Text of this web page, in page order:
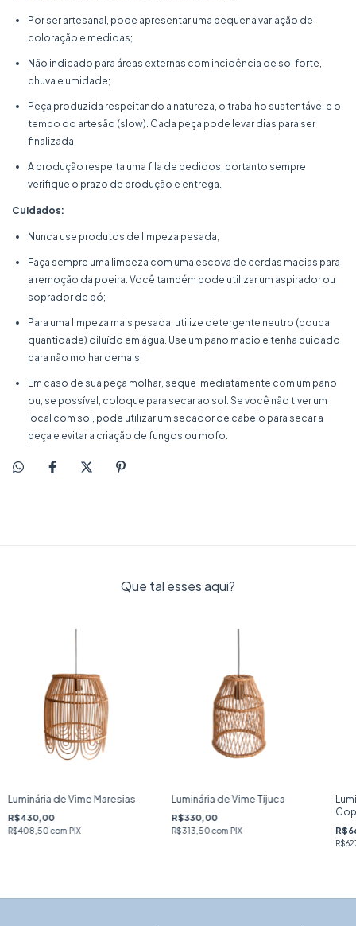
Por ser artesanal, pode apresentar uma pequena variação de
coloração e medidas;
Não indicado para áreas externas com incidência de sol forte,
chuva e umidade;
Peça produzida respeitando a natureza, o trabalho sustentável e o
tempo do artesão (slow). Cada peça pode levar dias para ser
finalizada;
A produção respeita uma fila de pedidos, portanto sempre
verifique o prazo de produção e entrega.
Cuidados:
Nunca use produtos de limpeza pesada;
Faça sempre uma limpeza com uma escova de cerdas macias para
a remoção da poeira. Você também pode utilizar um aspirador ou
soprador de pó;
Para uma limpeza mais pesada, utilize detergente neutro (pouca
quantidade) diluído em água. Use um pano macio e tenha cuidado
para não molhar demais;
Em caso de sua peça molhar, seque imediatamente com um pano
ou, se possível, coloque para secar ao sol. Se você não tiver um
local com sol, pode utilizar um secador de cabelo para secar a
peça e evitar a criação de fungos ou mofo.
Que tal esses aqui?
Luminária de Vime Maresias
R$430,00
R$408,50com PIX
Luminária de Vime Tijuca
R$330,00
R$313,50com PIX